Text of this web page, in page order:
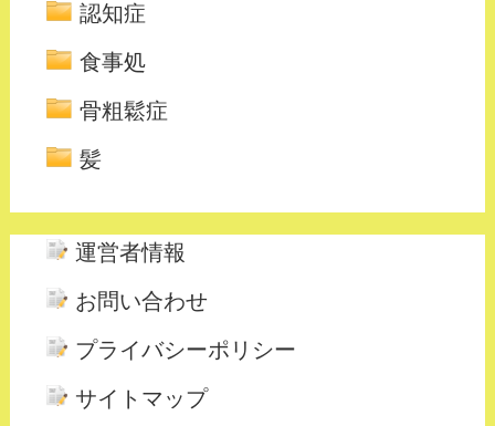
認知症
食事処
骨粗鬆症
髪
運営者情報
お問い合わせ
プライバシーポリシー
サイトマップ